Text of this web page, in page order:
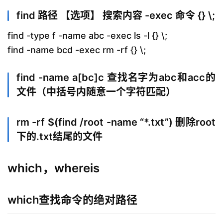
find 路径 【选项】 搜索内容 -exec 命令 {} \;
find -type f -name abc -exec ls -l {} \;
find -name bcd -exec rm -rf {} \;
find -name a[bc]c 查找名字为abc和acc的
文件（中括号内随意一个字符匹配）
rm -rf $(find /root -name “*.txt”) 删除root
下的.txt结尾的文件
which，whereis
which查找命令的绝对路径